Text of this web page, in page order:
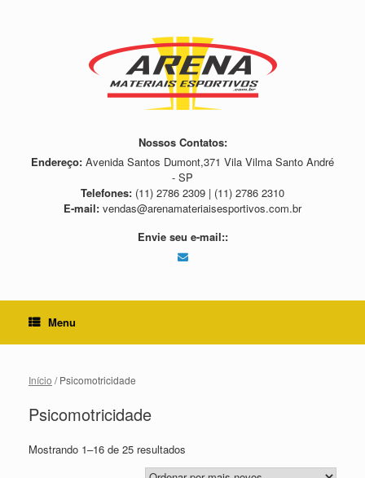
Nossos Contatos:
Endereço: Avenida Santos Dumont,371 Vila Vilma Santo André
- SP
Telefones: (11) 2786 2309 | (11) 2786 2310
E-mail: vendas@arenamateriaisesportivos.com.br
Envie seu e-mail::
Menu
Início / Psicomotricidade
Psicomotricidade
Mostrando 1–16 de 25 resultados